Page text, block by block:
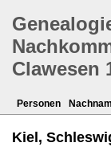
Clawesen
Personen
Kiel,